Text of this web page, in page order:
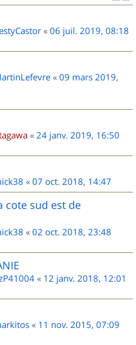
« 06 juil. 2019, 08:18
« 09 mars 2019,
« 24 janv. 2019, 16:50
« 07 oct. 2018, 14:47
cote sud est de
« 02 oct. 2018, 23:48
« 12 janv. 2018, 12:01
« 11 nov. 2015, 07:09